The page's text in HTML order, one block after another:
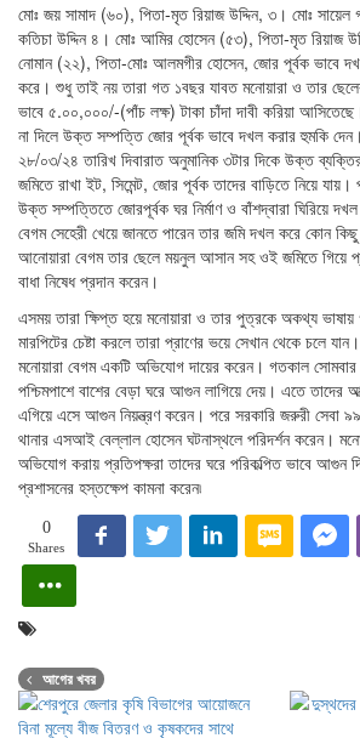
মোঃ জয় সামাদ (৬০), পিতা-মৃত রিয়াজ উদ্দিন, ৩। মোঃ
কতিচা উদ্দিন ৪। মোঃ আমির হোসেন (৫৩), পিতা-মৃত রিয়াজ
নোমান (২২), পিতা-মোঃ আলমগীর হোসেন, জোর পূর্বক ভাবে
করে। শুধু তাই নয় তারা গত ১বছর যাবত মনোয়ারা ও তার
ভাবে ৫.০০,০০০/-(পাঁচ লক্ষ) টাকা চাঁদা দাবী করিয়া
না দিলে উক্ত সম্পত্তি জোর পূর্বক ভাবে দখল করার হুমকি
২৮/০৩/২৪ তারিখ দিবারাত অনুমানিক ৩টার দিকে উক্ত
জমিতে রাখা ইট, সিমেন্ট, জোর পূর্বক তাদের বাড়িতে নিয়ে
উক্ত সম্পত্তিতে জোরপূর্বক ঘর নির্মাণ ও বাঁশদ্বারা ঘিরিয়ে
বেগম সেহেরী খেয়ে জানতে পারেন তার জমি দখল করে কোন
আনোয়ারা বেগম তার ছেলে ময়নুল আসান সহ ওই জমিতে গিয়ে
বাধা নিষেধ প্রদান করেন।
এসময় তারা ক্ষিপ্ত হয়ে মনোয়ারা ও তার পুত্রকে অকথ্য ভাষায়
মারপিটের চেষ্টা করলে তারা প্রাণের ভয়ে সেখান থেকে চলে
মনোয়ারা বেগম একটি অভিযোগ দায়ের করেন। গতকাল সোমবার
পশ্চিমপাশে বাশের বেড়া ঘরে আগুন লাগিয়ে দেয়। এতে তাদের
এগিয়ে এসে আগুন নিয়ন্ত্রণ করেন। পরে সরকারি জরুরী সেবা
থানার এসআই বেল্লাল হোসেন ঘটনাস্থলে পরিদর্শন করেন।
অভিযোগ করায় প্রতিপক্ষরা তাদের ঘরে পরিকল্পিত ভাবে আগুন
প্রশাসনের হস্তক্ষেপ কামনা করেন৷
0
Shares
আগের খবর